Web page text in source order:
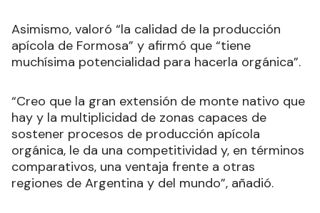
Asimismo, valoró “la calidad de la producción
apícola de Formosa” y afirmó que “tiene
muchísima potencialidad para hacerla orgánica”.
“Creo que la gran extensión de monte nativo que
hay y la multiplicidad de zonas capaces de
sostener procesos de producción apícola
orgánica, le da una competitividad y, en términos
comparativos, una ventaja frente a otras
regiones de Argentina y del mundo”, añadió.